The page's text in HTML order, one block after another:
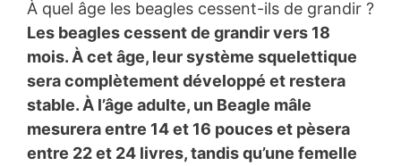
À quel âge les beagles cessent-ils de grandir ?
Les beagles cessent de grandir vers 18
mois. À cet âge, leur système squelettique
sera complètement développé et restera
stable. À l’âge adulte, un Beagle mâle
mesurera entre 14 et 16 pouces et pèsera
entre 22 et 24 livres, tandis qu’une femelle